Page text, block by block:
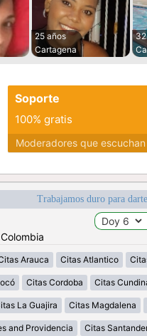
25 años
Cartagena
Soporte
100% gratis
Moderadores que escuchan
Trabajamos duro para
Arauca Citas Atlantico
Citas Cordoba Citas
La Guajira Citas Magdalena
and Providencia Citas